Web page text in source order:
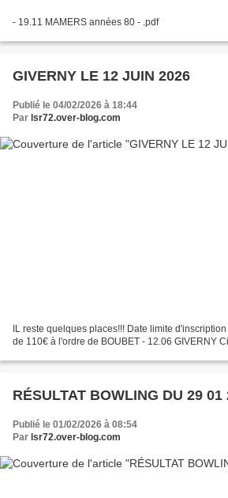
- 19.11 MAMERS années 80 - .pdf
GIVERNY LE 12 JUIN 2026
Publié le 04/02/2026 à 18:44
Par lsr72.over-blog.com
IL reste quelques places!!! Date limite
de 110€ à l'ordre de BOUBET -
RÉSULTAT BOWLING DU 29 01
Publié le 01/02/2026 à 08:54
Par lsr72.over-blog.com